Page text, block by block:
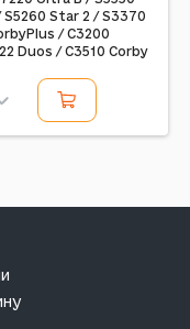
S5260 Star 2 / S3370
/ C3200
Duos / C3510 Corby